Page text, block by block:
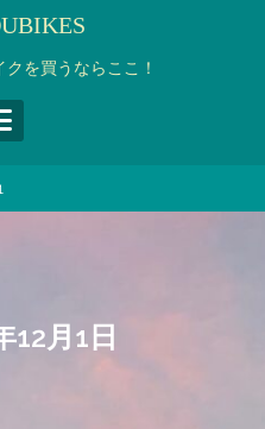
を買うならここ！
12月1日